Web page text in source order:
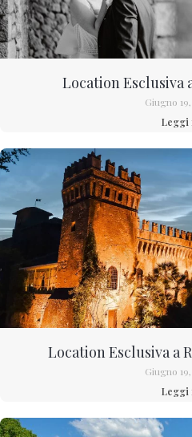
Location Esclusiva
Giugno
Leggi
Location Esclusiva a
Giugno
Leggi